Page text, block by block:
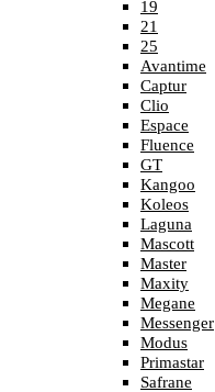
19
21
25
Avantime
Captur
Clio
Espace
Fluence
GT
Kangoo
Koleos
Laguna
Mascott
Master
Maxity
Megane
Messenger
Modus
Primastar
Safrane